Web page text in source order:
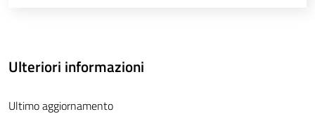
Ulteriori informazioni
Ultimo aggiornamento